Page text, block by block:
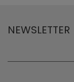
NEWSLETTER